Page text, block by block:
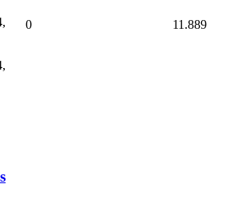
0 11.889